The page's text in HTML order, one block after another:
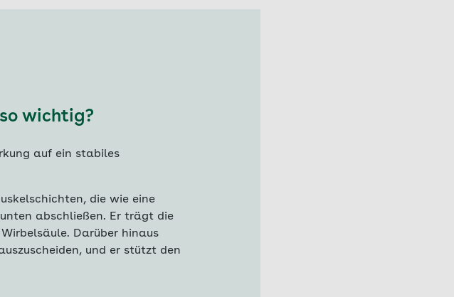
wichtig?
auf ein stabiles
die wie eine
abschließen. Er trägt die
Darüber hinaus
und er stützt den